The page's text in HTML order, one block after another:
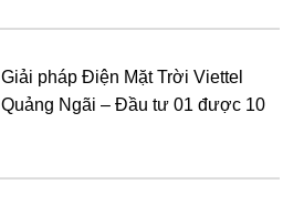
Giải pháp Điện Mặt Trời Viettel
Quảng Ngãi – Đầu tư 01 được 10